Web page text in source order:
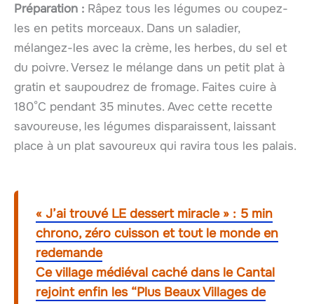
Préparation : Râpez tous les légumes ou coupez-
les en petits morceaux. Dans un saladier,
mélangez-les avec la crème, les herbes, du sel et
du poivre. Versez le mélange dans un petit plat à
gratin et saupoudrez de fromage. Faites cuire à
180°C pendant 35 minutes. Avec cette recette
savoureuse, les légumes disparaissent, laissant
place à un plat savoureux qui ravira tous les palais.
« J’ai trouvé LE dessert miracle » : 5 min
chrono, zéro cuisson et tout le monde en
redemande
Ce village médiéval caché dans le Cantal
rejoint enfin les “Plus Beaux Villages de